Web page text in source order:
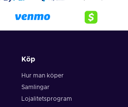
Köp
Hur man köper
Samlingar
Lojalitetsprogram